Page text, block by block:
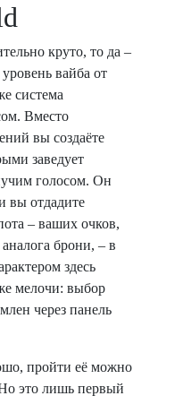
круто, то да –
вайба от
система
Вместо
вы создаёте
заведует
голосом. Он
вы отдадите
– ваших очков,
брони, – в
здесь
мелочи: выбор
через панель
пройти её можно
это лишь первый